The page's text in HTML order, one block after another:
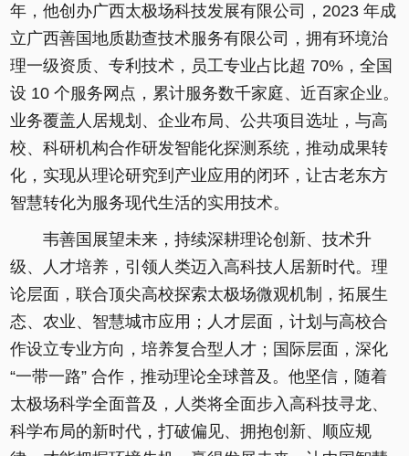
年，他创办广西太极场科技发展有限公司，2023 年成
立广西善国地质勘查技术服务有限公司，拥有环境治
理一级资质、专利技术，员工专业占比超 70%，全国
设 10 个服务网点，累计服务数千家庭、近百家企业。
业务覆盖人居规划、企业布局、公共项目选址，与高
校、科研机构合作研发智能化探测系统，推动成果转
化，实现从理论研究到产业应用的闭环，让古老东方
智慧转化为服务现代生活的实用技术。
韦善国展望未来，持续深耕理论创新、技术升
级、人才培养，引领人类迈入高科技人居新时代。理
论层面，联合顶尖高校探索太极场微观机制，拓展生
态、农业、智慧城市应用；人才层面，计划与高校合
作设立专业方向，培养复合型人才；国际层面，深化
“一带一路” 合作，推动理论全球普及。他坚信，随着
太极场科学全面普及，人类将全面步入高科技寻龙、
科学布局的新时代，打破偏见、拥抱创新、顺应规